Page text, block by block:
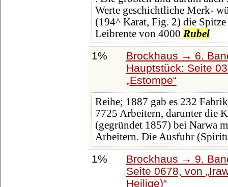
Werte geschichtliche Merk-
(194^ Karat, Fig. 2) die Spitze
Leibrente von 4000 Rubel
1%
Brockhaus → 6.
Hauptstück: Seite
Estompe
Reihe; 1887 gab es 232
7725 Arbeitern, darunter die
(gegründet 1857) bei Narwa
Arbeitern. Die Ausfuhr
1%
Brockhaus → 9.
Seite 0678, von
Heilige)